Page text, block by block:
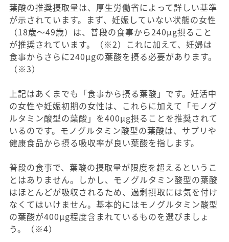
葉酸の推奨摂取量は、厚生労働省によって詳しい基準
が示されています。まず、妊娠していない状態の女性
（18歳〜49歳）は、普段の食事から240μg摂ること
が推奨されています。（※2）これに加えて、妊婦は
食事からさらに240μgの葉酸を摂る必要があります。
（※3）
上記はあくまでも「食事から摂る葉酸」です。妊活中
の女性や妊娠初期の女性は、これらに加えて「モノグ
ルタミン酸型の葉酸」を400μg摂ることを推奨されて
いるのです。モノグルタミン酸型の葉酸は、サプリや
健康食品から摂る吸収率が良い葉酸を指します。
普段の食事で、葉酸の摂取量が限度を超えるというこ
とはありません。しかし、モノグルタミン酸型の葉酸
はほとんどが吸収されるため、過剰摂取には気を付け
なくてはいけません。基本的にはモノグルタミン酸型
の葉酸が400μg程度含まれているものを選びましょ
う。（※4）